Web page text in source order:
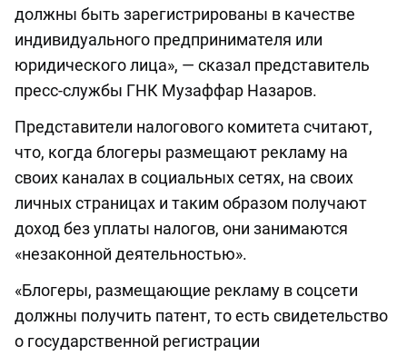
должны быть зарегистрированы в качестве
индивидуального предпринимателя или
юридического лица», — сказал представитель
пресс-службы ГНК Музаффар Назаров.
Представители налогового комитета считают,
что, когда блогеры размещают рекламу на
своих каналах в социальных сетях, на своих
личных страницах и таким образом получают
доход без уплаты налогов, они занимаются
«незаконной деятельностью».
«Блогеры, размещающие рекламу в соцсети
должны получить патент, то есть свидетельство
о государственной регистрации